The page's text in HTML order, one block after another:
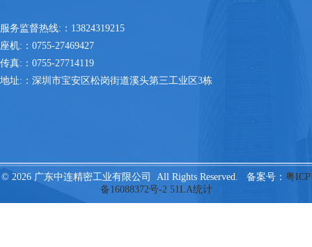
服务监督热线:：13824319215
座机:：0755-27469427
传真:：0755-27714119
地址:：深圳市宝安区松岗街道溪头第三工业区3栋
© 2026 广东中连精密工业有限公司 All Rights Reserved. 备案号： 粤ICP
备16088372号-2 51LA统计